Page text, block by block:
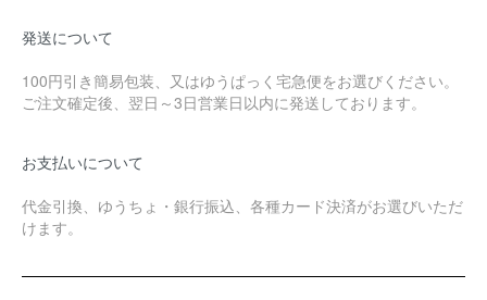
発送について
100円引き簡易包装、又はゆうぱっく宅急便をお選びください。
ご注文確定後、翌日～3日営業日以内に発送しております。
お支払いについて
代金引換、ゆうちょ・銀行振込、各種カード決済がお選びいただ
けます。